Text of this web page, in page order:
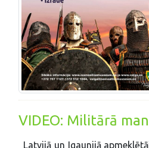
VIDEO: Militārā
Latvijā un Igaunijā